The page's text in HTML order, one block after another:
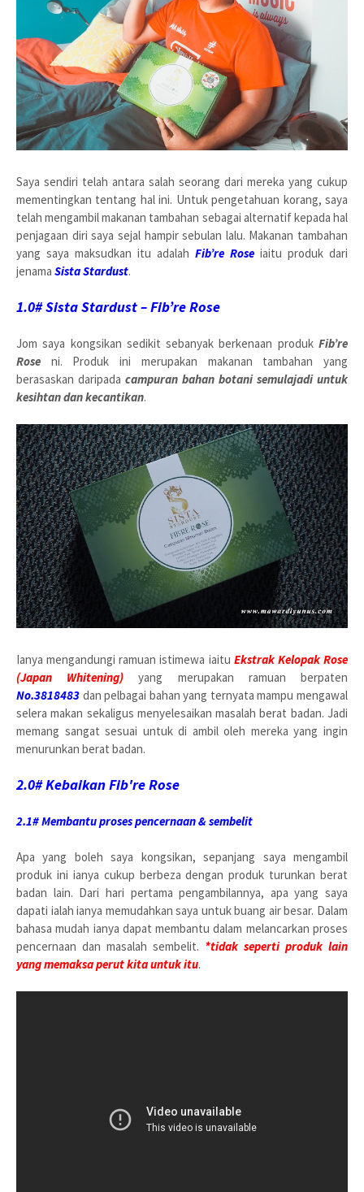
Saya sendiri telah antara salah seorang dari mereka yang cukup
mementingkan tentang hal ini. Untuk pengetahuan korang, saya
telah mengambil makanan tambahan sebagai alternatif kepada hal
penjagaan diri saya sejal hampir sebulan lalu. Makanan tambahan
yang saya maksudkan itu adalah Fib’re Rose iaitu produk dari
jenama Sista Stardust.
1.0# Sista Stardust – Fib’re Rose
Jom saya kongsikan sedikit sebanyak berkenaan produkFib’re
Rose ni. Produk ini merupakan makanan tambahan yang
berasaskan daripada campuran bahan botani semulajadi untuk
kesihtan dan kecantikan.
Ianya mengandungi ramuan istimewa iaitu Ekstrak Kelopak Rose
(Japan Whitening) yang merupakan ramuan berpaten
No.3818483 dan pelbagai bahan yang ternyata mampu mengawal
selera makan sekaligus menyelesaikan masalah berat badan. Jadi
memang sangat sesuai untuk di ambil oleh mereka yang ingin
menurunkan berat badan.
2.0# Kebaikan Fib're Rose
2.1# Membantu proses pencernaan & sembelit
Apa yang boleh saya kongsikan, sepanjang saya mengambil
produk ini ianya cukup berbeza dengan produk turunkan berat
badan lain. Dari hari pertama pengambilannya, apa yang saya
dapati ialah ianya memudahkan saya untuk buang air besar. Dalam
bahasa mudah ianya dapat membantu dalam melancarkan proses
pencernaan dan masalah sembelit. *tidak seperti produk lain
yang memaksa perut kita untuk itu.